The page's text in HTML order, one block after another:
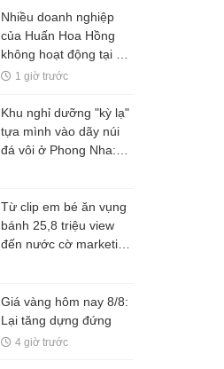
Nhiều doanh nghiệp
của Huấn Hoa Hồng
không hoạt động tại địa
chỉ đăng ký
1 giờ trước
Khu nghỉ dưỡng "kỳ lạ"
tựa mình vào dãy núi
đá vôi ở Phong Nha:
khách như bước vào
vùng đất cổ xưa
Từ clip em bé ăn vụng
bánh 25,8 triệu view
đến nước cờ marketing
Hàn Quốc
Giá vàng hôm nay 8/8:
Lại tăng dựng đứng
4 giờ trước